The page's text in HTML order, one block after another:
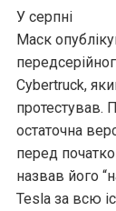
У серпні
Маск
Cybertruck,
протестував.
остаточна
перед
назвав його
Tesla за всю